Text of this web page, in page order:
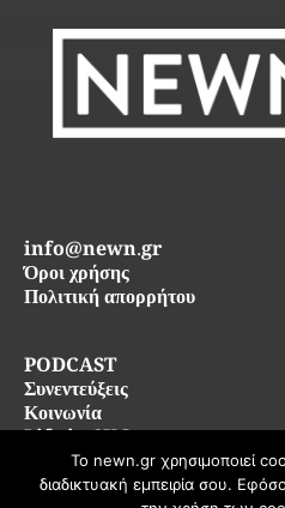
PODCAST
Συνεντεύξεις
Κοινωνία
Life in SKG
info@newn.gr
Όροι χρήσης
Πολιτική απορρήτου
© 2026 newn.gr — Όλα τα
Το newn.gr χρησιμοποιεί
διαδικτυακή εμπειρία σου.